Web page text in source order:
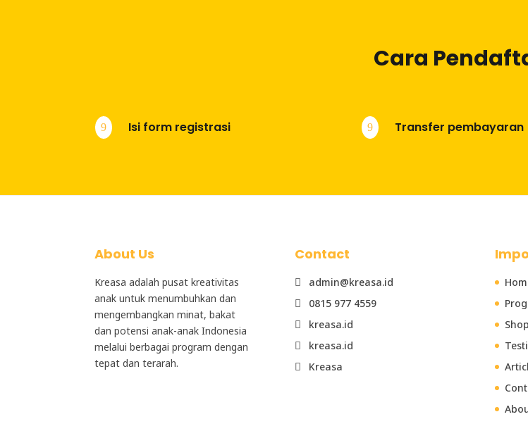
Cara
9 Isi form registrasi 9 Transfer pembayaran
About Us
Kreasa adalahpusat kreativitas
anak untuk menumbuhkan dan
mengembangkan minat, bakat
dan potensi anak-anak Indonesia
melalui berbagai program dengan
tepat dan terarah.
Contact
 admin@kreasa.id
 0815 977 4559
 kreasa.id
 kreasa.id
 Kreasa
Shop